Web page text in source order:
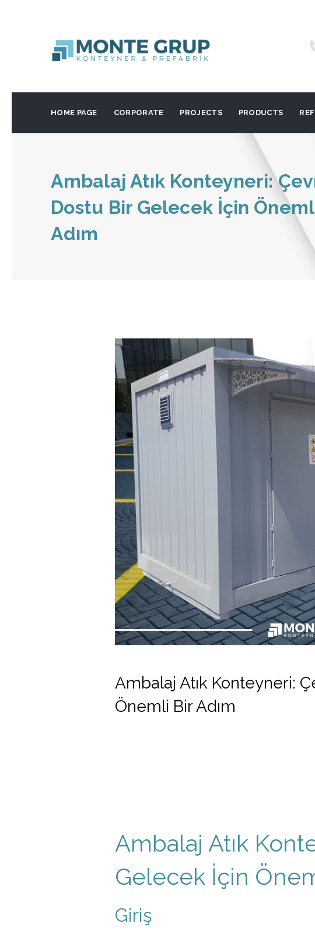
HOME PAGE CORPORATE PROJECTS PRODUCTS
Ambalaj Atık Konteyneri:
Dostu Bir Gelecek İçin
Adım
Ambalaj Atık Konteyneri:
Önemli Bir Adım
Ambalaj Atık
Gelecek İçin
Giriş